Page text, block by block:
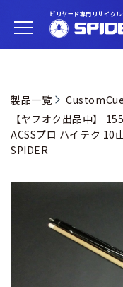
ビリヤード専門リサイク
製品一覧
【ヤフオク出品中】
ACSSプロ ハイテク 10
SPIDER